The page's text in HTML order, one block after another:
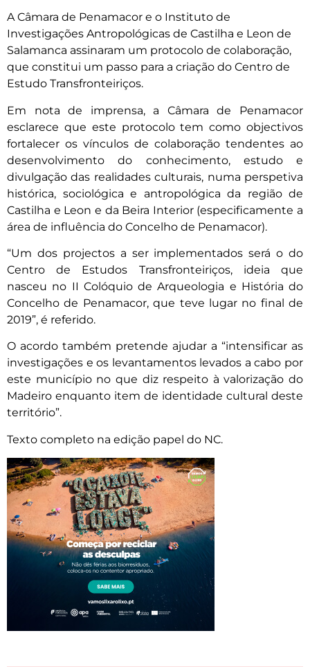
A Câmara de Penamacor e o Instituto de
Investigações Antropológicas de Castilha e Leon de
Salamanca assinaram um protocolo de colaboração,
que constitui um passo para a criação do Centro de
Estudo Transfronteiriços.
Em nota de imprensa, a Câmara de Penamacor
esclarece que este protocolo tem como objectivos
fortalecer os vínculos de colaboração tendentes ao
desenvolvimento do conhecimento, estudo e
divulgação das realidades culturais, numa perspetiva
histórica, sociológica e antropológica da região de
Castilha e Leon e da Beira Interior (especificamente a
área de influência do Concelho de Penamacor).
“Um dos projectos a ser implementados será o do
Centro de Estudos Transfronteiriços, ideia que
nasceu no II Colóquio de Arqueologia e História do
Concelho de Penamacor, que teve lugar no final de
2019”, é referido.
O acordo também pretende ajudar a “intensificar as
investigações e os levantamentos levados a cabo por
este município no que diz respeito à valorização do
Madeiro enquanto item de identidade cultural deste
território”.
Texto completo na edição papel do NC.